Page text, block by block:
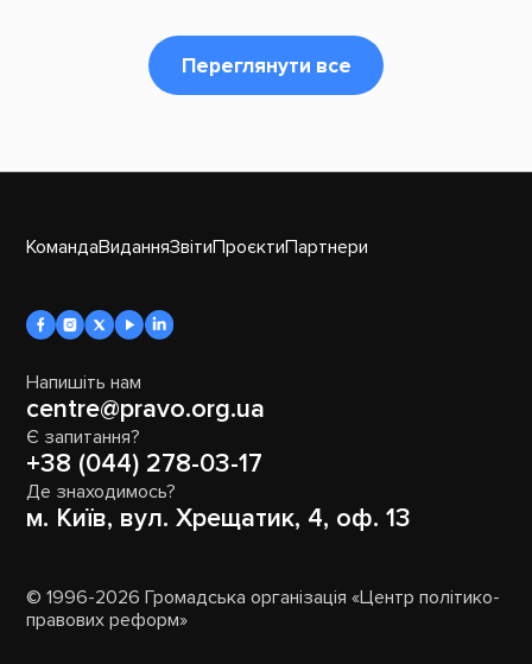
Переглянути все
КомандаВиданняЗвітиПроєктиПартнери
Напишіть нам
centre@pravo.org.ua
Є запитання?
+38 (044) 278-03-17
Де знаходимось?
м. Київ, вул. Хрещатик, 4, оф. 13
© 1996-2026 Громадська організація «Центр політико-
правових реформ»